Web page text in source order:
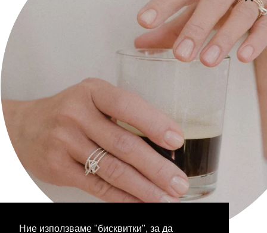
Ние използваме "бисквитки", за да
Плащане и доставка
Общи Условия
Политика за поверителност
Икономическа обосновка
Facebook
Instagram